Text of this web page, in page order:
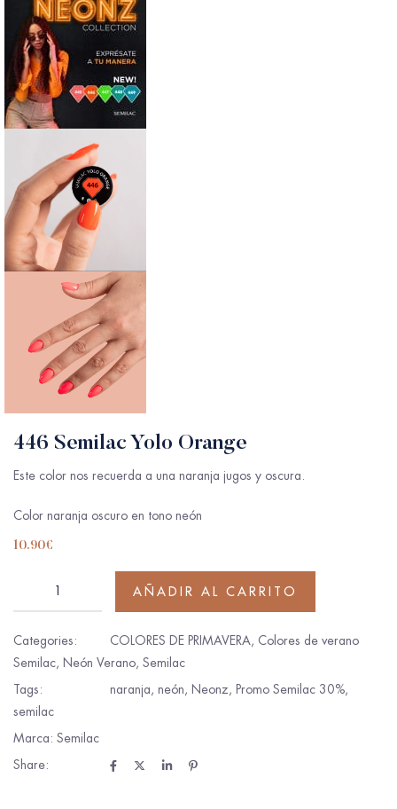
446 Semilac Yolo Orange
Este color nos recuerda a una naranja jugos y oscura.
Color naranja oscuro en tono neón
10.90€
AÑADIR AL CARRITO
Categories: COLORES DE PRIMAVERA, Colores de verano
Semilac, Neón Verano, Semilac
Tags:
naranja, neón, Neonz, Promo Semilac 30%,
semilac
Marca: Semilac
Share: